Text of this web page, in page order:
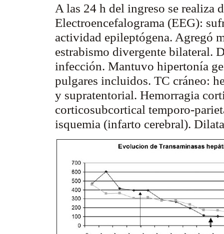
A las 24 h del ingreso se
Electroencefalograma (EEG):
actividad epileptógena. Agregó
estrabismo divergente bilateral.
infección. Mantuvo hipertonía
pulgares incluidos. TC cráneo:
y supratentorial. Hemorragia
corticosubcortical temporo-
isquemia (infarto cerebral).